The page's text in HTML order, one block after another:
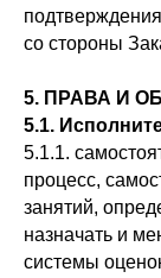
со стороны
5. ПРАВА И
5.1.
5.1.1.
процесс,
занятий,
назначать и
системы